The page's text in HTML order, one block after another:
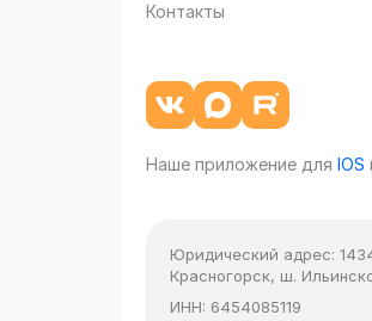
Контакты
Наше приложение для IOS
Юридический адрес:
Красногорск, ш.
ИНН: 6454085119